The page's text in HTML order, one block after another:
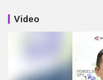
Video